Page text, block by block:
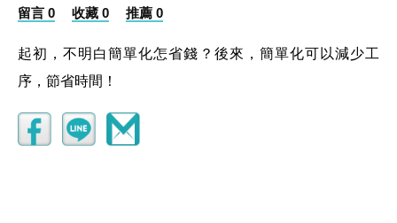
留言 0 收藏 0 推薦 0
起初，不明白簡單化怎省錢？後來，簡單化可以減少工
序，節省時間！